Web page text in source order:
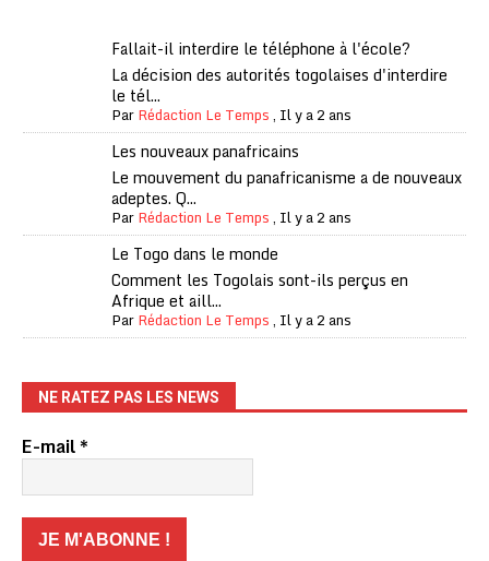
Fallait-il interdire le téléphone à l'école?
La décision des autorités togolaises d'interdire
le tél...
ParRédaction Le Temps, Il y a 2 ans
Les nouveaux panafricains
Le mouvement du panafricanisme a de nouveaux
adeptes. Q...
ParRédaction Le Temps, Il y a 2 ans
Le Togo dans le monde
Comment les Togolais sont-ils perçus en
Afrique et aill...
ParRédaction Le Temps, Il y a 2 ans
NE RATEZ PAS LES NEWS
E-mail*